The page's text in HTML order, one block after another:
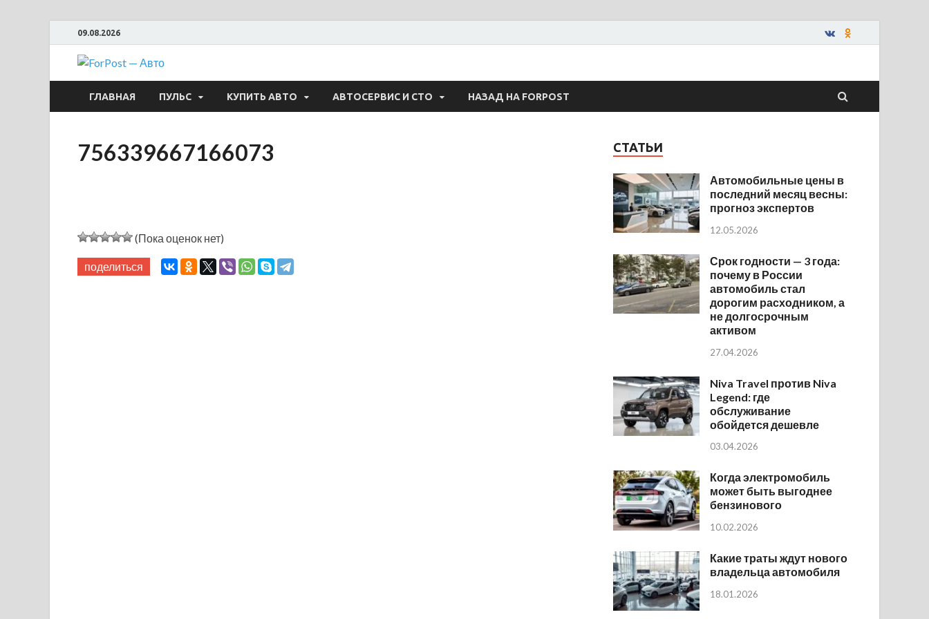
09.08.2026
ForPost — Авто
ГЛАВНАЯ ПУЛЬС КУПИТЬ АВТО АВТОСЕРВИС И СТО НАЗАД НА FORPOST
756339667166073
(Пока оценок нет)
поделиться
СТАТЬИ
Автомобильные цены в
последний месяц весны:
прогноз экспертов
12.05.2026
Срок годности — 3 года:
почему в России
автомобиль стал
дорогим расходником, а
не долгосрочным
активом
27.04.2026
Niva Travel против Niva
Legend: где
обслуживание
обойдется дешевле
03.04.2026
Когда электромобиль
может быть выгоднее
бензинового
10.02.2026
Какие траты ждут нового
владельца автомобиля
18.01.2026